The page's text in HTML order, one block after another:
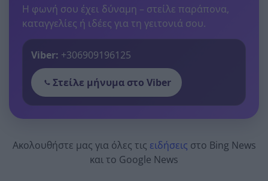
Η φωνή σου έχει δύναμη – στείλε παράπονα,
καταγγελίες ή ιδέες για τη γειτονιά σου.
Viber: +306909196125
Στείλε μήνυμα στο Viber
Ακολουθήστε μας για όλες τις ειδήσεις στο Bing News
και το Google News